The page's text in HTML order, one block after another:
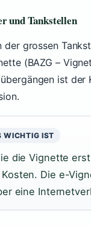
und Tankstellen
der grossen
(BAZG –
ist
WICHTIG IST
die Vignette
Die e-
eine